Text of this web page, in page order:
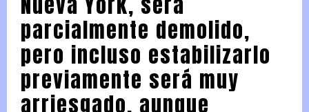
parcialmente demolido,
pero incluso estabilizarlo
previamente será muy
arriesgado, aunque